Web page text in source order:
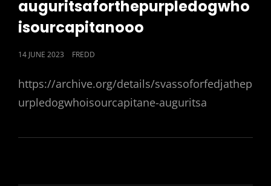
auguritsaforthepurpledogwho
isourcapitanooo
POSTED
14 JUNE 2023 FREDD
https://archive.org/details/svassoforfedjathep
urpledogwhoisourcapitane-auguritsa